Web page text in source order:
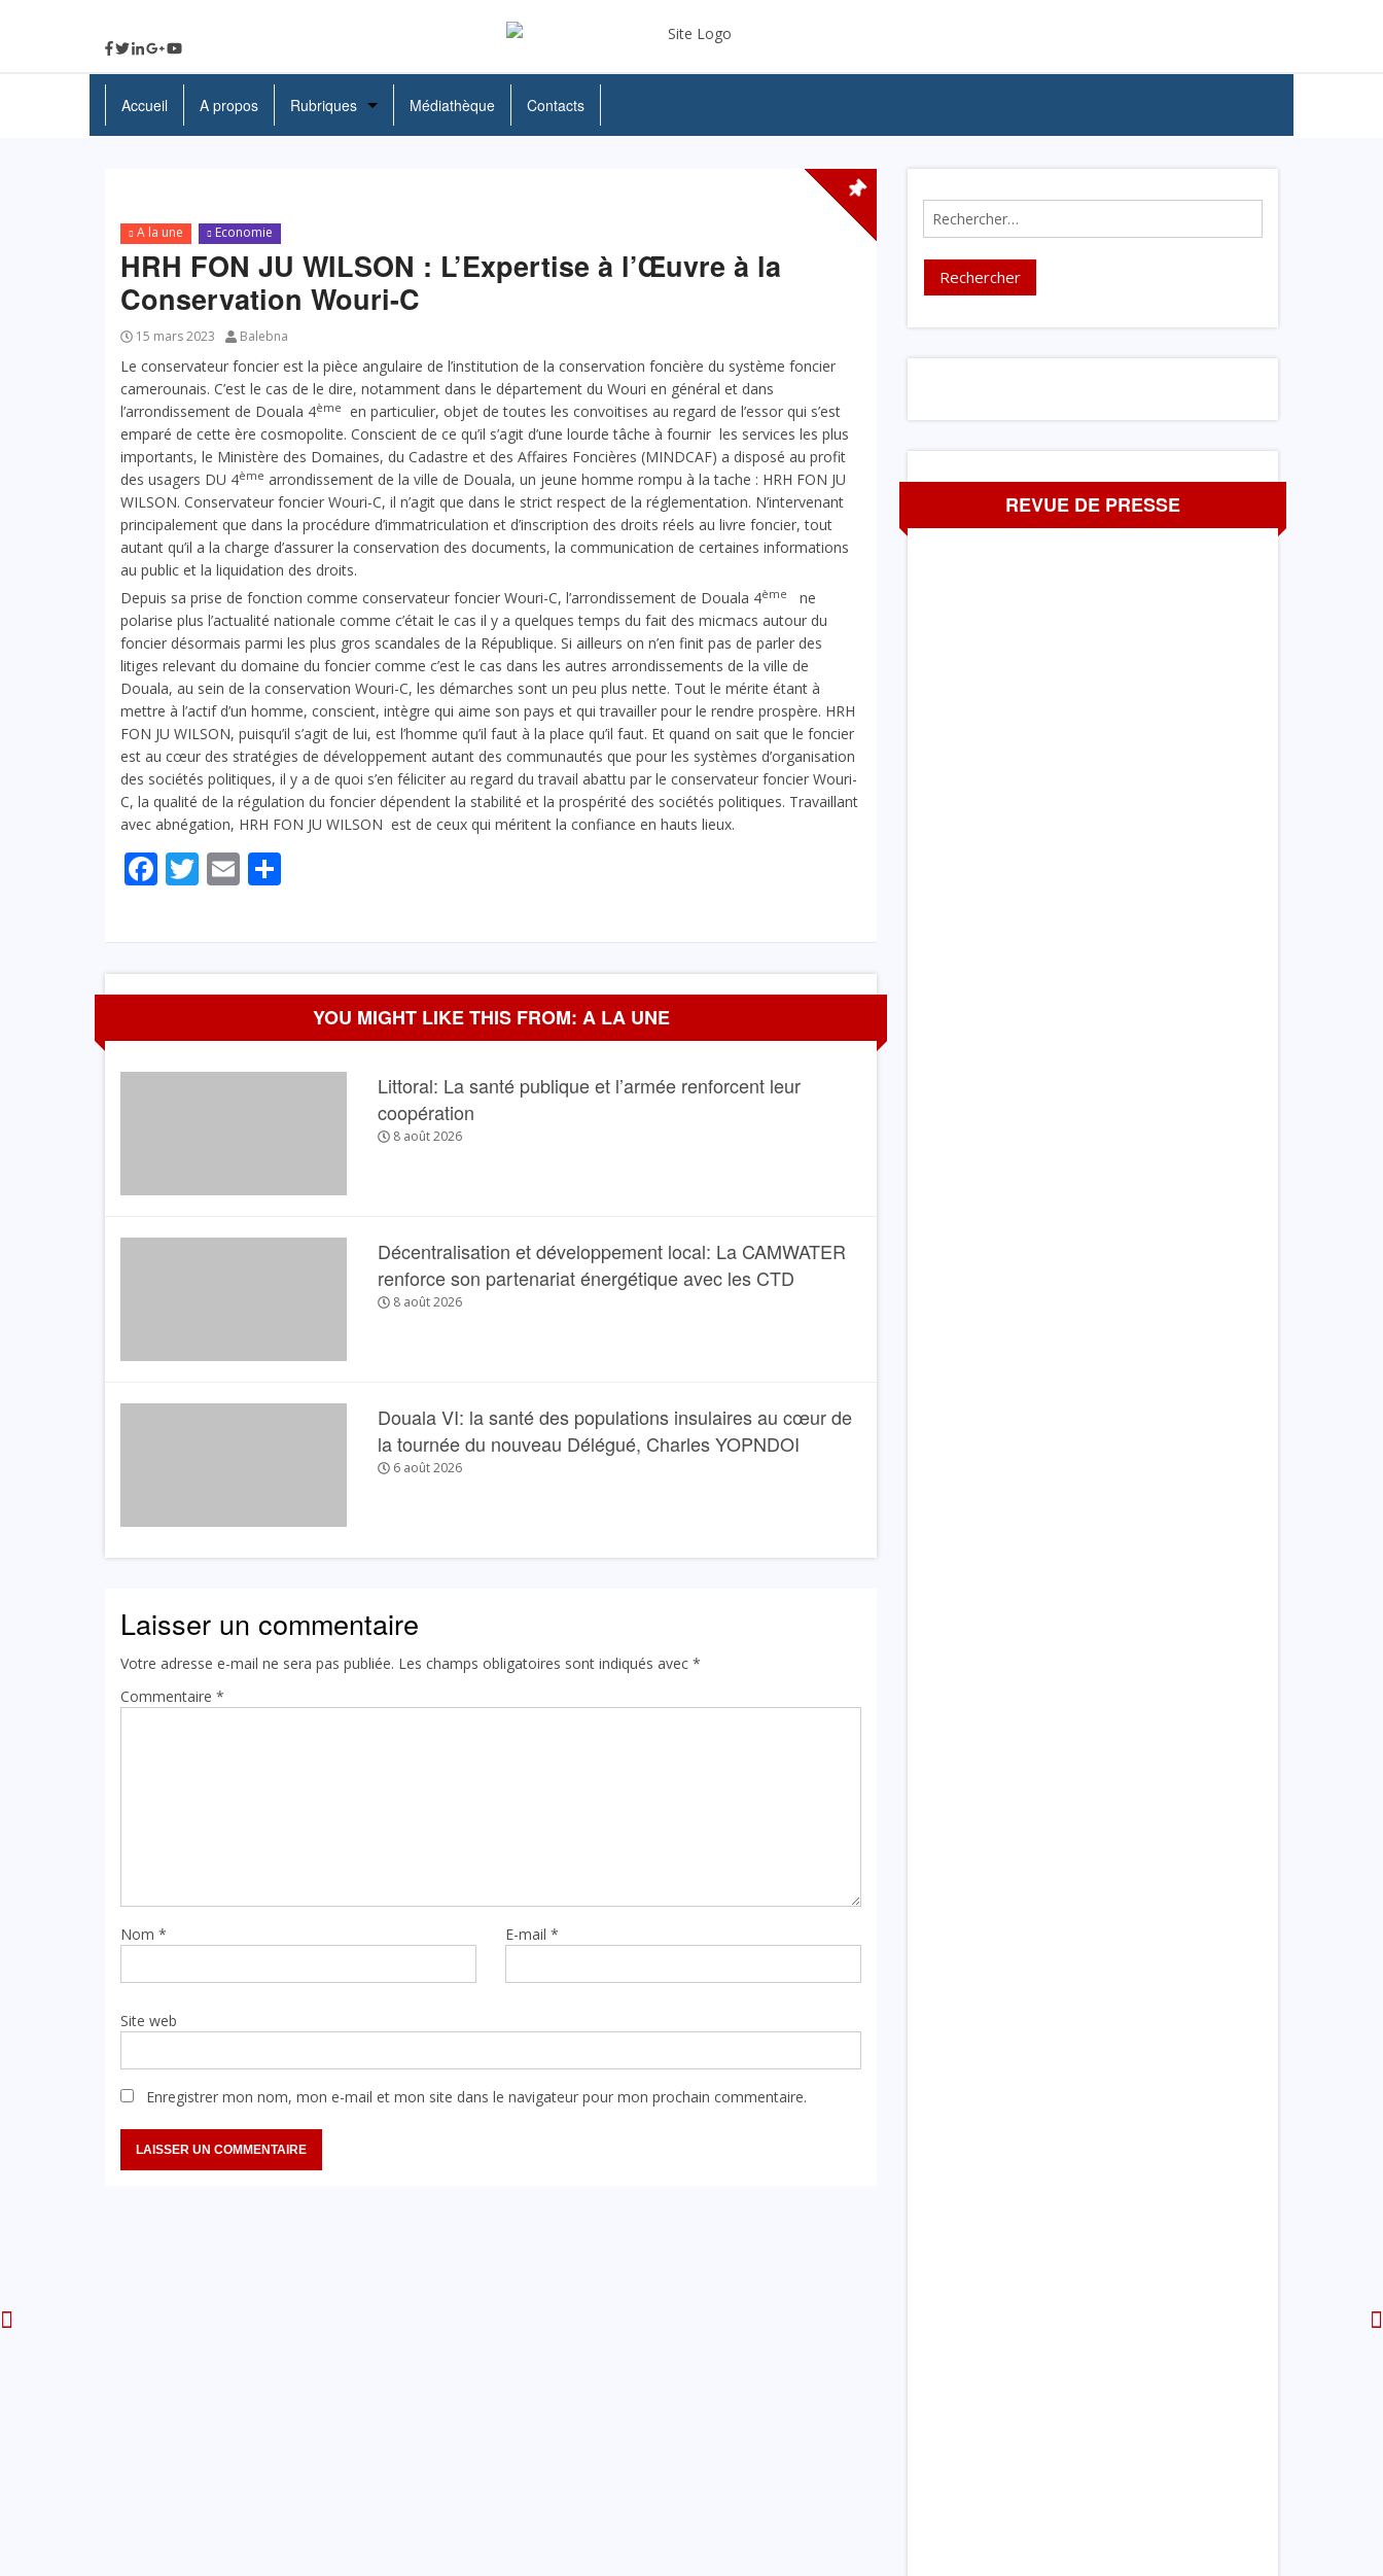
Accueil A propos Rubriques
Education
Santé
Culture
Médiathèque Contacts
A la une Economie
HRH FON JU WILSON : L’Expertise à l’Œuvre à la
Conservation Wouri-C
15 mars 2023 Balebna
Le conservateur foncier est la pièce angulaire de l’institution de la conservation foncière du système foncier
camerounais. C’est le cas de le dire, notamment dans le département du Wouri en général et dans
l’arrondissement de Douala 4ème
en particulier, objet de toutes les convoitises au regard de l’essor qui s’est
emparé de cette ère cosmopolite. Conscient de ce qu’il s’agit d’une lourde tâche à fournir les services les plus
importants, le Ministère des Domaines, du Cadastre et des Affaires Foncières (MINDCAF) a disposé au profit
des usagers DU 4ème arrondissement de la ville de Douala, un jeune homme rompu à la tache : HRH FON JU
WILSON. Conservateur foncier Wouri-C, il n’agit que dans le strict respect de la réglementation. N’intervenant
principalement que dans la procédure d’immatriculation et d’inscription des droits réels au livre foncier, tout
autant qu’il a la charge d’assurer la conservation des documents, la communication de certaines informations
au public et la liquidation des droits.
Depuis sa prise de fonction comme conservateur foncier Wouri-C, l’arrondissement de Douala 4ème
ne
polarise plus l’actualité nationale comme c’était le cas il y a quelques temps du fait des micmacs autour du
foncier désormais parmi les plus gros scandales de la République. Si ailleurs on n’en finit pas de parler des
litiges relevant du domaine du foncier comme c’est le cas dans les autres arrondissements de la ville de
Douala, au sein de la conservation Wouri-C, les démarches sont un peu plus nette. Tout le mérite étant à
mettre à l’actif d’un homme, conscient, intègre qui aime son pays et qui travailler pour le rendre prospère. HRH
FON JU WILSON, puisqu’il s’agit de lui, est l’homme qu’il faut à la place qu’il faut. Et quand on sait que le foncier
est au cœur des stratégies de développement autant des communautés que pour les systèmes d’organisation
des sociétés politiques, il y a de quoi s’en féliciter au regard du travail abattu par le conservateur foncier Wouri-
C, la qualité de la régulation du foncier dépendent la stabilité et la prospérité des sociétés politiques. Travaillant
avec abnégation, HRH FON JU WILSON est de ceux qui méritent la confiance en hauts lieux.
Facebook
Twitter
Email
YOU MIGHT LIKE THIS FROM: A LA UNE
Littoral: La santé publique et l’armée renforcent leur
coopération
8 août 2026
Décentralisation et développement local: La CAMWATER
renforce son partenariat énergétique avec les CTD
8 août 2026
Douala VI: la santé des populations insulaires au cœur de
la tournée du nouveau Délégué, Charles YOPNDOI
6 août 2026
Laisser un commentaire
Votre adresse e-mail ne sera pas publiée. Les champs obligatoires sont indiqués avec *
Commentaire *
Nom * E-mail*
Site web
Enregistrer mon nom, mon e-mail et mon site dans le navigateur pour mon prochain commentaire.
Rechercher :
REVUE DE PRESSE